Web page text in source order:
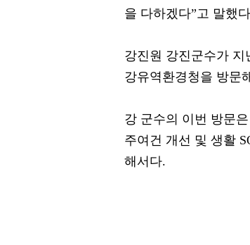
을 다하겠다”고 말했
강진원 강진군수가
강유역환경청을 방문
강 군수의 이번 방문
주여건 개선 및 생활
해서다.